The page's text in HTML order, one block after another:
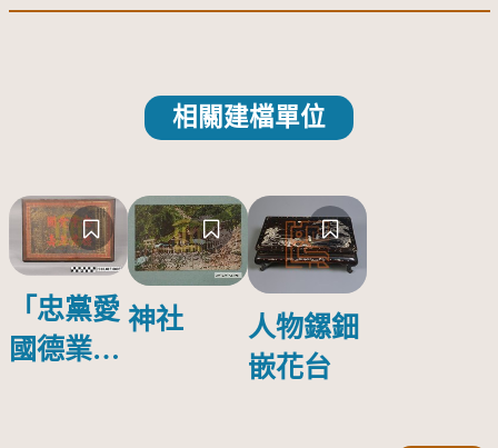
相關建檔單位
「忠黨愛
國德業並
神社
人物鏍鈿
嵌花台